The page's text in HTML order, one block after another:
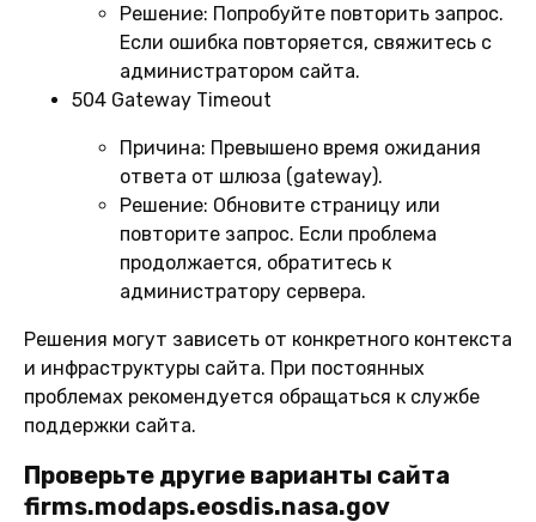
Решение: Попробуйте повторить запрос.
Если ошибка повторяется, свяжитесь с
администратором сайта.
504 Gateway Timeout
Причина: Превышено время ожидания
ответа от шлюза (gateway).
Решение: Обновите страницу или
повторите запрос. Если проблема
продолжается, обратитесь к
администратору сервера.
Решения могут зависеть от конкретного контекста
и инфраструктуры сайта. При постоянных
проблемах рекомендуется обращаться к службе
поддержки сайта.
Проверьте другие варианты сайта
firms.modaps.eosdis.nasa.gov